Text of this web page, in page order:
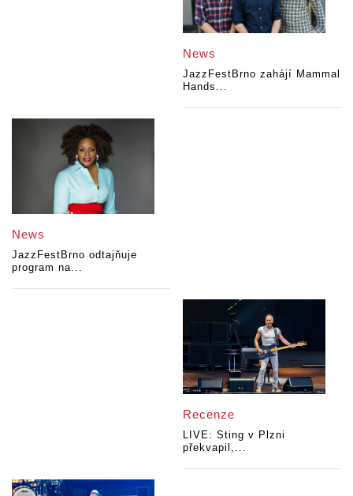
News
JazzFestBrno zahájí Mammal
Hands...
News
JazzFestBrno odtajňuje
program na...
Recenze
LIVE: Sting v Plzni
překvapil,...